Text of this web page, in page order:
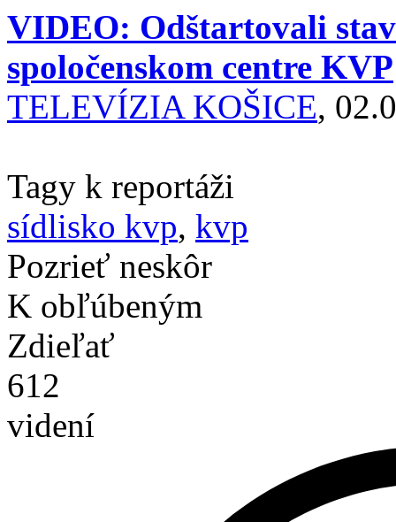
VIDEO: Odštartovali
spoločenskom centre KVP
TELEVÍZIA KOŠICE,
Tagy k reportáži
sídlisko kvp, kvp
Pozrieť neskôr
K obľúbeným
Zdieľať
612
videní